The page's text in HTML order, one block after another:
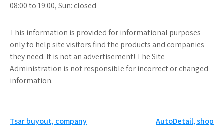
08:00 to 19:00, Sun: closed
This information is provided for informational purposes
only to help site visitors find the products and companies
they need. It is not an advertisement! The Site
Administration is not responsible for incorrect or changed
information.
Навигация
Tsar buyout, company AutoDetail, shop